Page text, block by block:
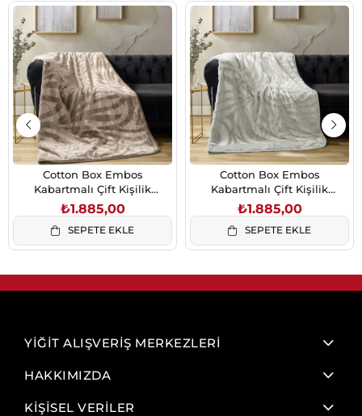
Cotton Box Embos
Kabartmalı Çift Kişilik
Battaniye 220x240 cm
Cappuccino
₺1.885,00
SEPETE EKLE
Cotton Box Embos
Kabartmalı Çift Kişilik
Battaniye 220x240 cm Taş
₺1.885,00
SEPETE EKLE
YİĞİT ALIŞVERİŞ MERKEZLERİ
HAKKIMIZDA
KİŞİSEL VERİLER